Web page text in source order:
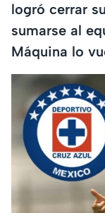
logró cerrar
sumarse al
Máquina lo